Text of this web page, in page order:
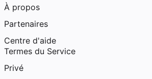
À propos
Partenaires
Centre d'aide
Termes du Service
Privé